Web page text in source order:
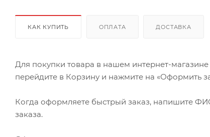
КАК КУПИТЬ ОПЛАТА ДОСТАВКА
Для покупки товара в нашем интернет-
перейдите в Корзину и нажмите на «Оформить
Когда оформляете быстрый заказ, напишите
заказа.